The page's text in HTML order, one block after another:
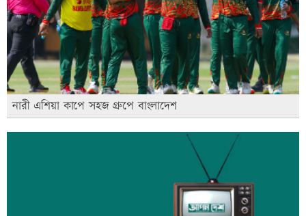
নারী এশিয়া কাপে সহজ গ্রুপে বাংলাদেশ